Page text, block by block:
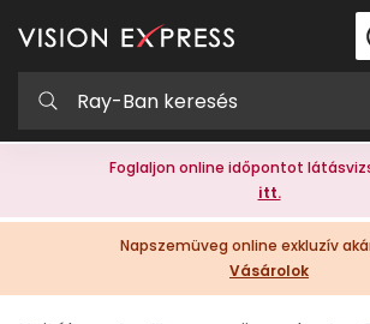
Foglaljon online időpontot
itt.
Napszemüveg online exkluzív
Vásárolok